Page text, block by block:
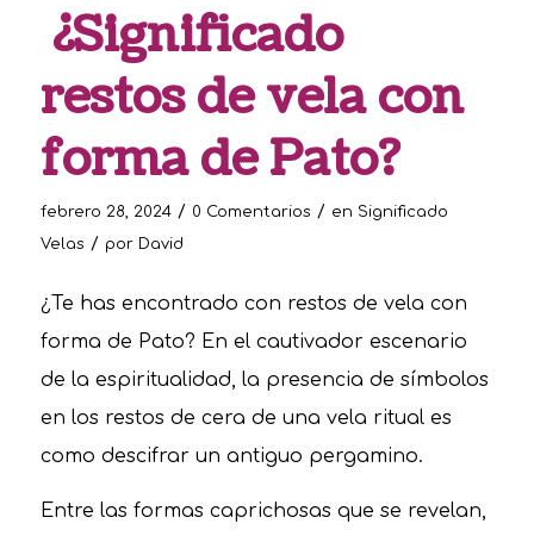
¿Significado
restos de vela con
forma de Pato?
febrero 28, 2024 / 0 Comentarios / en Significado
Velas / por David
¿Te has encontrado con restos de vela con
forma de Pato? En el cautivador escenario
de la espiritualidad, la presencia de símbolos
en los restos de cera de una vela ritual es
como descifrar un antiguo pergamino.
Entre las formas caprichosas que se revelan,